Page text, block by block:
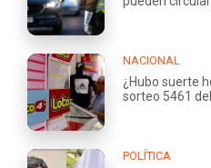
NACIONAL
¿Hubo suerte
sorteo 5461
POLÍTICA